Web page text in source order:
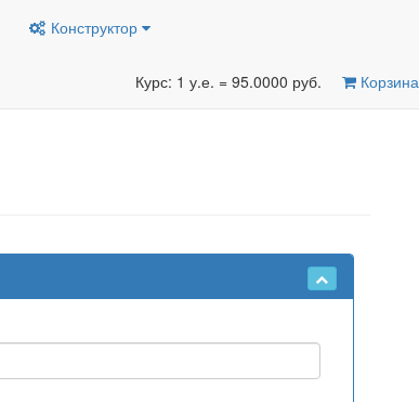
Конструктор
Курс: 1 у.е. = 95.0000 руб. Корзина